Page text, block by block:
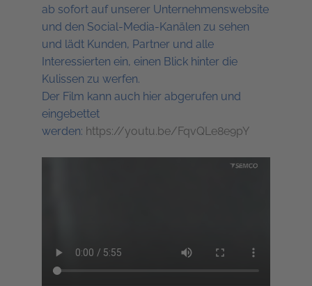
ab sofort auf unserer Unternehmenswebsite
und den Social-Media-Kanälen zu sehen
und lädt Kunden, Partner und alle
Interessierten ein, einen Blick hinter die
Kulissen zu werfen.
Der Film kann auch hier abgerufen und
eingebettet
werden: https://youtu.be/FqvQLe8e9pY